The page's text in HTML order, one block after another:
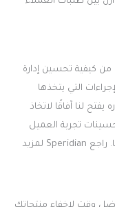
كيفية تحسين إدارة
التي يتخذها
لنا آفاقًا لاتخاذ
تجربة العميل
مباشرةً، وبهذه الطريقة تتحسن تجربتهم معنا. راجع Speridian لمزيد